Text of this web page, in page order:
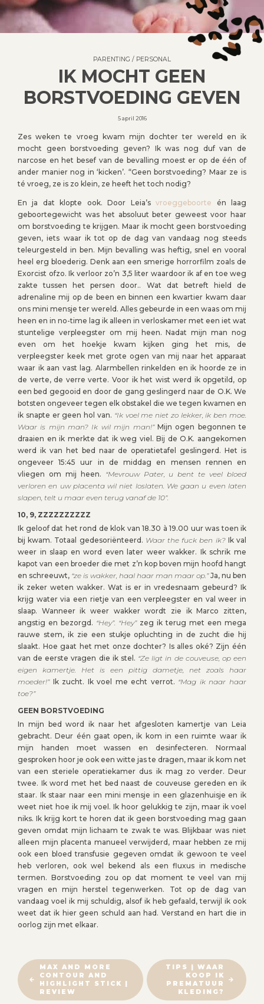
PARENTING / PERSONAL
IK MOCHT GEEN
BORSTVOEDING GEVEN
5 april 2016
Zes weken te vroeg kwam mijn dochter ter wereld en ik
mocht geen borstvoeding geven? Ik was nog duf van de
narcose en het besef van de bevalling moest er op de één of
ander manier nog in ‘kicken’. “Geen borstvoeding? Maar ze is
té vroeg, ze is zo klein, ze heeft het toch nodig?
En ja dat klopte ook. Door Leia’svroeggeboorte én laag
geboortegewicht was het absoluut beter geweest voor haar
om borstvoeding te krijgen. Maar ik mocht geen borstvoeding
geven, iets waar ik tot op de dag van vandaag nog steeds
teleurgesteld in ben. Mijn bevalling was heftig, snel en vooral
heel erg bloederig. Denk aan een smerige horrorfilm zoals de
Exorcist ofzo. Ik verloor zo’n 3,5 liter waardoor ik af en toe weg
zakte tussen het persen door.. Wat dat betreft hield de
adrenaline mij op de been en binnen een kwartier kwam daar
ons mini mensje ter wereld. Alles gebeurde in een waas om mij
heen en in no-time lag ik alleen in verloskamer met een iet wat
stuntelige verpleegster om mij heen. Nadat mijn man nog
even om het hoekje kwam kijken ging het mis, de
verpleegster keek met grote ogen van mij naar het apparaat
waar ik aan vast lag. Alarmbellen rinkelden en ik hoorde ze in
de verte, de verre verte. Voor ik het wist werd ik opgetild, op
een bed gegooid en door de gang geslingerd naar de O.K. We
botsten ongeveer tegen elk obstakel die we tegen kwamen en
ik snapte er geen hol van. “Ik voel me niet zo lekker, ik ben moe.
Waar is mijn man? Ik wil mijn man!”Mijn ogen begonnen te
draaien en ik merkte dat ik weg viel. Bij de O.K. aangekomen
werd ik van het bed naar de operatietafel geslingerd. Het is
ongeveer 15:45 uur in de middag en mensen rennen en
vliegen om mij heen. “Mevrouw Pater, u bent te veel bloed
verloren en uw placenta wil niet loslaten. We gaan u even laten
slapen, telt u maar even terug vanaf de 10”.
10, 9, ZZZZZZZZZZ
Ik geloof dat het rond de klok van 18.30 à 19.00 uur was toen ik
bij kwam. Totaal gedesoriënteerd. Waar the fuck ben ik?Ik val
weer in slaap en word even later weer wakker. Ik schrik me
kapot van een broeder die met z’n kop boven mijn hoofd hangt
en schreeuwt, “ze is wakker, haal haar man maar op.”Ja, nu ben
ik zeker weten wakker. Wat is er in vredesnaam gebeurd? Ik
krijg water via een rietje van een verpleegster en val weer in
slaap. Wanneer ik weer wakker wordt zie ik Marco zitten,
angstig en bezorgd. “Hey”. “Hey”zeg ik terug met een mega
rauwe stem, ik zie een stukje opluchting in de zucht die hij
slaakt. Hoe gaat het met onze dochter? Is alles oké? Zijn één
van de eerste vragen die ik stel. “Ze ligt in de couveuse, op een
eigen kamertje. Het is een pittig dametje, net zoals haar
moeder!”Ik zucht. Ik voel me echt verrot. “Mag ik naar haar
toe?”
GEEN BORSTVOEDING
In mijn bed word ik naar het afgesloten kamertje van Leia
gebracht. Deur één gaat open, ik kom in een ruimte waar ik
mijn handen moet wassen en desinfecteren. Normaal
gesproken hoor je ook een witte jas te dragen, maar ik kom net
van een steriele operatiekamer dus ik mag zo verder. Deur
twee. Ik word met het bed naast de couveuse gereden en ik
staar. Ik staar naar een mini mensje in een glazenhuisje en ik
weet niet hoe ik mij voel. Ik hoor gelukkig te zijn, maar ik voel
niks. Ik krijg kort te horen dat ik geen borstvoeding mag gaan
geven omdat mijn lichaam te zwak te was. Blijkbaar was niet
alleen mijn placenta manueel verwijderd, maar hebben ze mij
ook een bloed transfusie gegeven omdat ik gewoon te veel
heb verloren, ook wel bekend als een fluxus in medische
termen. Borstvoeding zou op dat moment te veel van mij
vragen en mijn herstel tegenwerken. Tot op de dag van
vandaag voel ik mij schuldig, alsof ik heb gefaald, terwijl ik ook
weet dat ik hier geen schuld aan had. Verstand en hart die in
oorlog zijn met elkaar.
B
E
R
MAX AND MORE
CONTOUR AND
HIGHLIGHT STICK |
REVIEW
TIPS | WAAR
KOOP IK
PREMATUUR
KLEDING?